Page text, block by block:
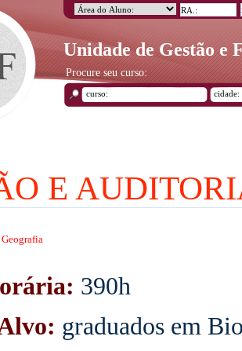
Unidade de Gestão e
Procure seu curso:
E
Geografia
390h
graduados em